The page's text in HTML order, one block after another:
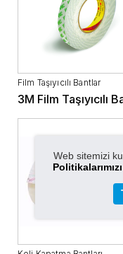
Film Taşıyıcılı Bantlar
3M Film Taşıyıcılı
Web sitemizi
Politikalarımızı